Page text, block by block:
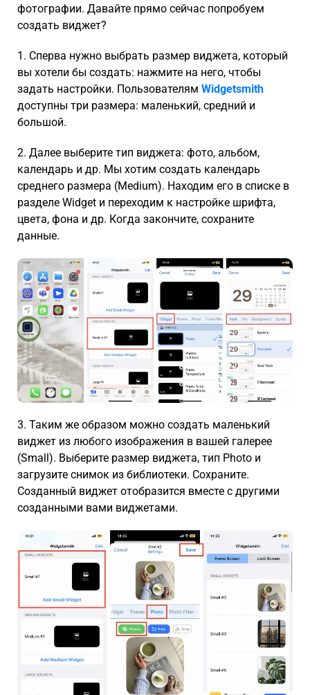
фотографии. Давайте прямо сейчас попробуем
создать виджет?
1. Сперва нужно выбрать размер виджета, который
вы хотели бы создать: нажмите на него, чтобы
задать настройки. Пользователям Widgetsmith
доступны три размера: маленький, средний и
большой.
2. Далее выберите тип виджета: фото, альбом,
календарь и др. Мы хотим создать календарь
среднего размера (Medium). Находим его в списке в
разделе Widget и переходим к настройке шрифта,
цвета, фона и др. Когда закончите, сохраните
данные.
3. Таким же образом можно создать маленький
виджет из любого изображения в вашей галерее
(Small). Выберите размер виджета, тип Photo и
загрузите снимок из библиотеки. Сохраните.
Созданный виджет отобразится вместе с другими
созданными вами виджетами.